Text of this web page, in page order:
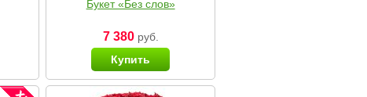
Букет «Без слов»
7 380руб.
Купить